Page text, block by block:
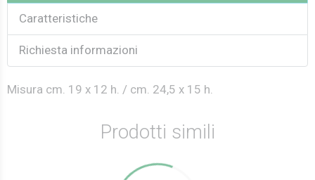
Caratteristiche
Richiesta informazioni
Misura cm. 19 x 12 h. / cm. 24,5 x 15 h.
Prodotti simili